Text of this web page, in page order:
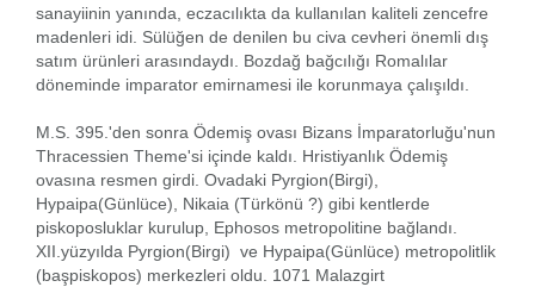
sanayiinin yanında, eczacılıkta da kullanılan kaliteli zencefre
madenleri idi. Sülüğen de denilen bu civa cevheri önemli dış
satım ürünleri arasındaydı. Bozdağ bağcılığı Romalılar
döneminde imparator emirnamesi ile korunmaya çalışıldı.
M.S. 395.'den sonra Ödemiş ovası Bizans İmparatorluğu'nun
Thracessien Theme'si içinde kaldı. Hristiyanlık Ödemiş
ovasına resmen girdi. Ovadaki Pyrgion(Birgi),
Hypaipa(Günlüce), Nikaia (Türkönü ?) gibi kentlerde
piskoposluklar kurulup, Ephosos metropolitine bağlandı.
XII.yüzyılda Pyrgion(Birgi) ve Hypaipa(Günlüce) metropolitlik
(başpiskopos) merkezleri oldu. 1071 Malazgirt